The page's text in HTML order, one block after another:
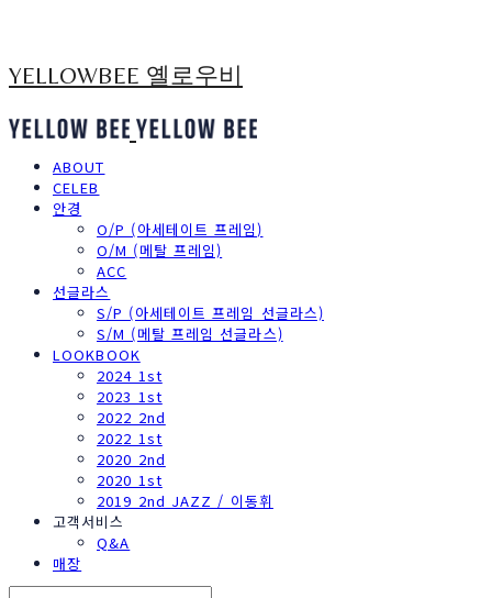
YELLOWBEE 옐로우비
ABOUT
CELEB
안경
O/P (아세테이트 프레임)
O/M (메탈 프레임)
ACC
선글라스
S/P (아세테이트 프레임 선글라스)
S/M (메탈 프레임 선글라스)
LOOKBOOK
2024 1st
2023 1st
2022 2nd
2022 1st
2020 2nd
2020 1st
2019 2nd JAZZ / 이동휘
고객서비스
Q&A
매장